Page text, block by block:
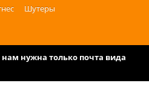
Шутеры
нужна только почта вида